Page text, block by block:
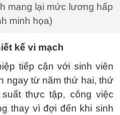
mang lại mức lương hấp
minh họa)
kế vi mạch
tiếp cận với sinh viên
ngay từ năm thứ hai, thứ
thực tập, công việc
thay vì đợi đến khi sinh